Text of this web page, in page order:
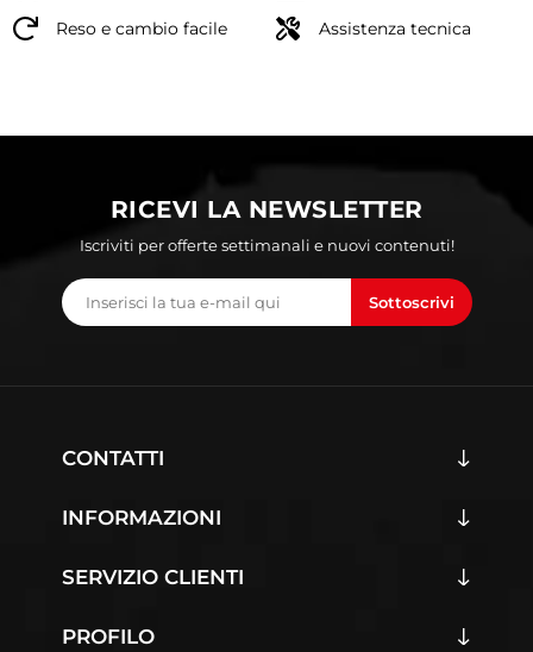
Reso e cambio facile
Assistenza tecnica
RICEVI LA NEWSLETTER
Iscriviti per offerte settimanali e nuovi contenuti!
Sottoscrivi
CONTATTI
INFORMAZIONI
SERVIZIO CLIENTI
PROFILO